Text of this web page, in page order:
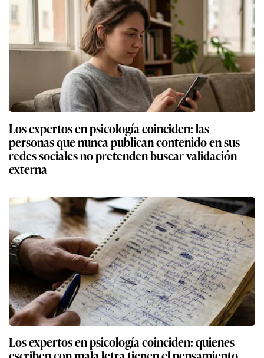
Los expertos en psicología coinciden: las
personas que nunca publican contenido en sus
redes sociales no pretenden buscar validación
externa
Los expertos en psicología coinciden: quienes